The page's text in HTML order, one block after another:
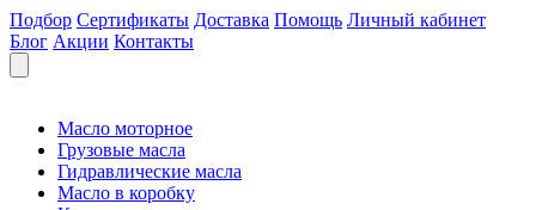
Подбор Сертификаты Доставка Помощь Личный кабинет
Блог Акции Контакты
Масло моторное
Грузовые масла
Гидравлические масла
Масло в коробку